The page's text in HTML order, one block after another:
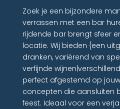
Zoek je een bijzondere
verrassen met een bar
rijdende bar brengt sfeer
locatie. Wij bieden {een
dranken, variërend van
verfijnde
perfect afgestemd op
concepten die aansluiten
feest. Ideaal voor een